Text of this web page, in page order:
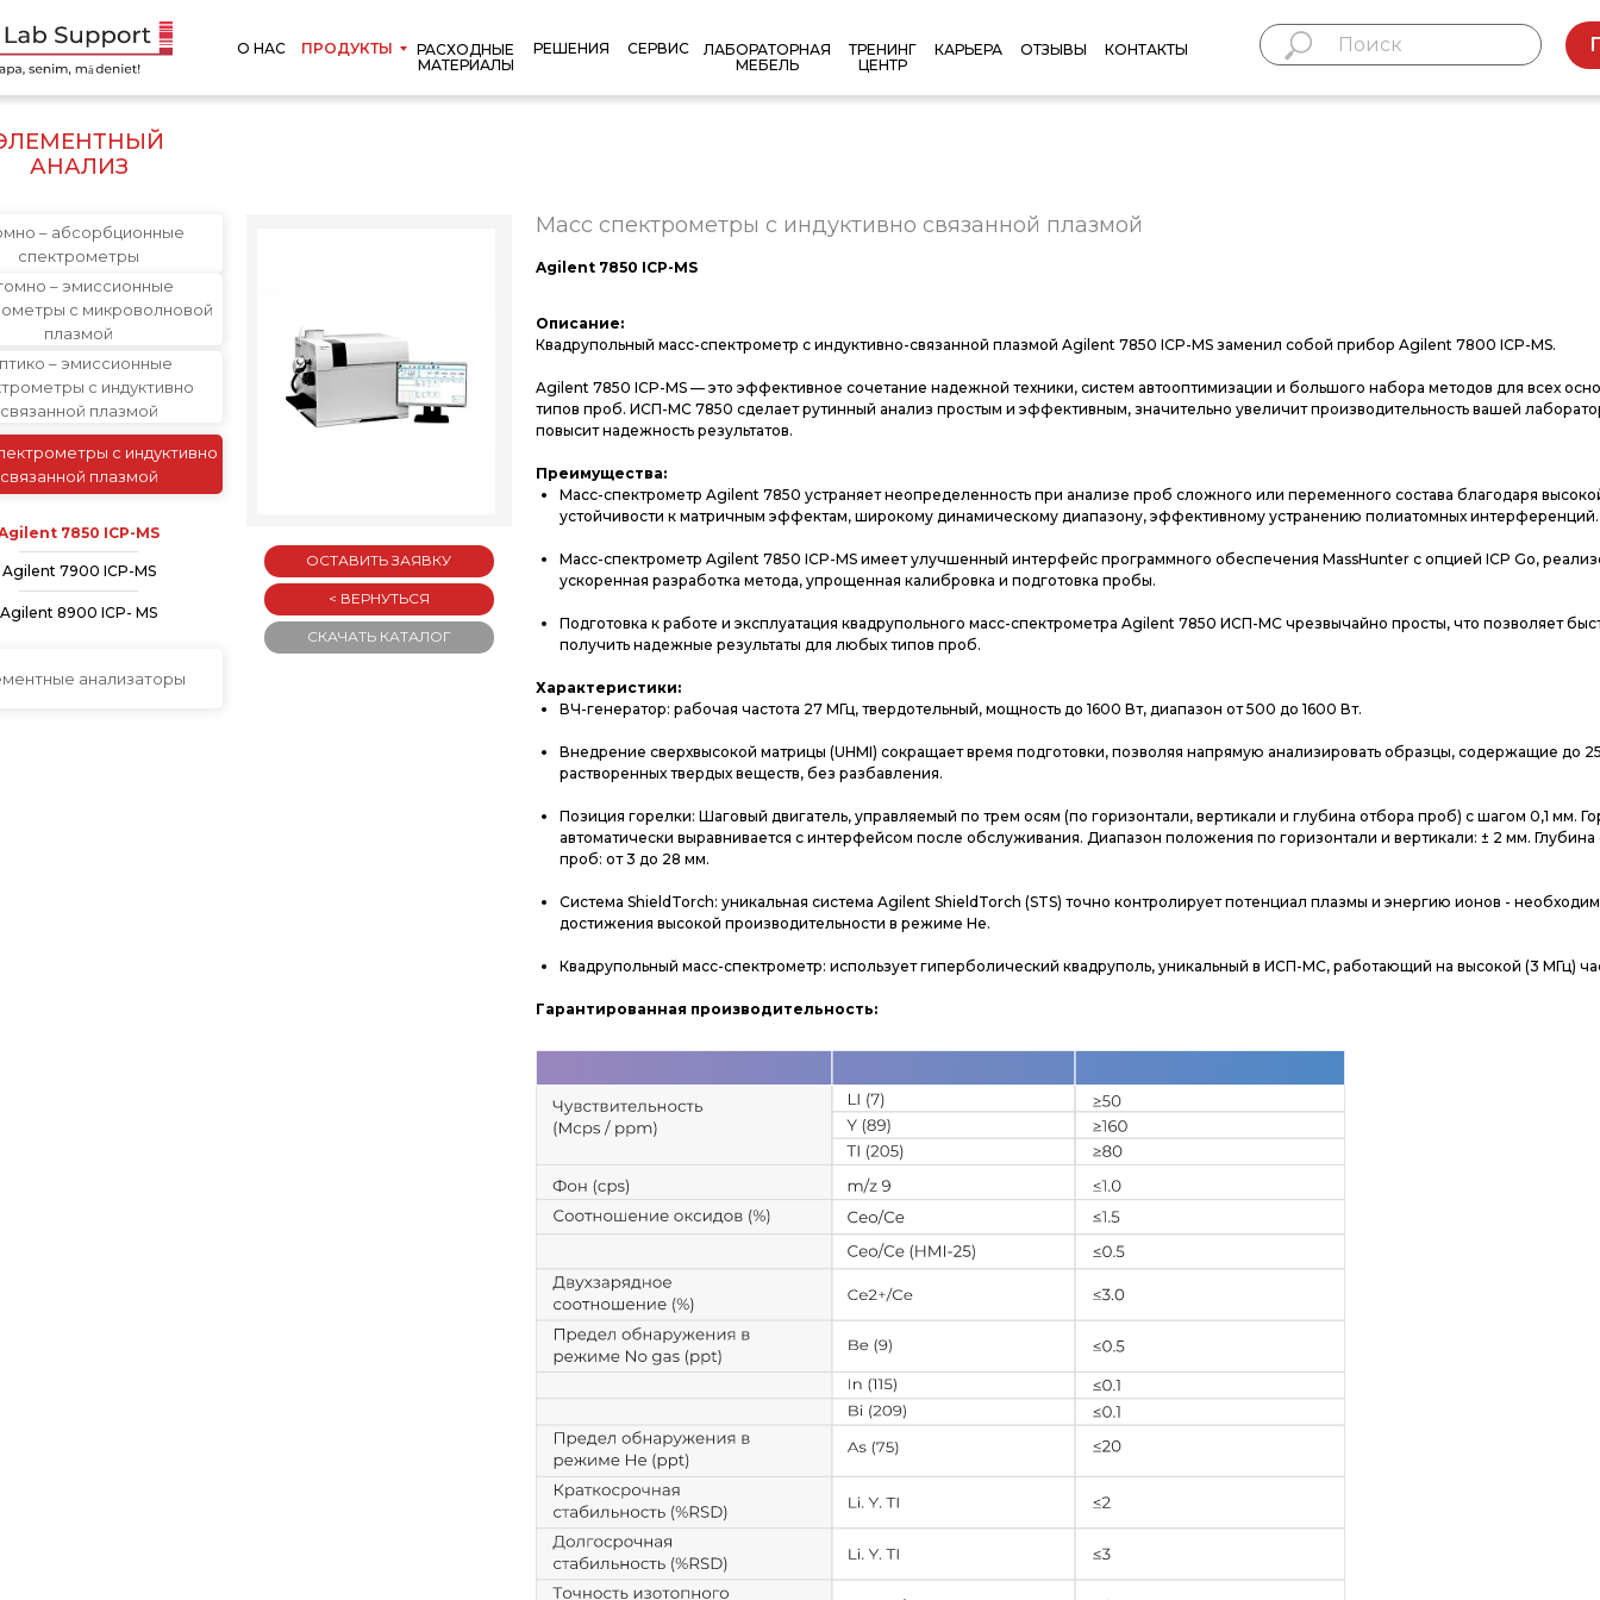
ПРОДУКТЫ
О НАС
РАСХОДНЫЕ
МАТЕРИАЛЫ
РЕШЕНИЯ СЕРВИС
ЛАБОРАТОРНАЯ
МЕБЕЛЬ
ТРЕНИНГ
ЦЕНТР
КАРЬЕРА ОТЗЫВЫ КОНТАКТЫ
Описание:
Квадрупольный масс-спектрометр с индуктивно-связанной плазмой Agilent 7850 ICP-MS заменил собой прибор Agilent 7800 ICP-MS.
Agilent 7850 ICP-MS — это эффективное сочетание надежной техники, систем автооптимизации и большого набора методов для всех
типов проб. ИСП-МС 7850 сделает рутинный анализ простым и эффективным, значительно увеличит производительность вашей
повысит надежность результатов.
Преимущества:
Масс-спектрометр Agilent 7850 устраняет неопределенность при анализе проб сложного или переменного состава благодаря
устойчивости к матричным эффектам, широкому динамическому диапазону, эффективному устранению полиатомных интерференций.
Масс-спектрометр Agilent 7850 ICP-MS имеет улучшенный интерфейс программного обеспечения MassHunter с опцией ICP Go,
ускоренная разработка метода, упрощенная калибровка и подготовка пробы.
Подготовка к работе и эксплуатация квадрупольного масс-спектрометра Agilent 7850 ИСП-МС чрезвычайно просты, что позволяет
получить надежные результаты для любых типов проб.
Характеристики:
ВЧ-генератор: рабочая частота 27 МГц, твердотельный, мощность до 1600 Вт, диапазон от 500 до 1600 Вт.
Внедрение сверхвысокой матрицы (UHMI) сокращает время подготовки, позволяя напрямую анализировать образцы, содержащие до
растворенных твердых веществ, без разбавления.
Позиция горелки: Шаговый двигатель, управляемый по трем осям (по горизонтали, вертикали и глубина отбора проб) с шагом 0,1 мм.
автоматически выравнивается с интерфейсом после обслуживания. Диапазон положения по горизонтали и вертикали: ± 2 мм. Глубина
проб: от 3 до 28 мм.
Система ShieldTorch: уникальная система Agilent ShieldTorch (STS) точно контролирует потенциал плазмы и энергию ионов -
достижения высокой производительности в режиме He.
Квадрупольный масс-спектрометр: использует гиперболический квадруполь, уникальный в ИСП-МС, работающий на высокой (3 МГц)
Гарантированная производительность:
Agilent 7850 ICP-MS
< ВЕРНУТЬСЯ
ОСТАВИТЬ ЗАЯВКУ
Масс спектрометры с индуктивно связанной плазмой
СКАЧАТЬ КАТАЛОГ
7850 ICP-MS
Agilent 7900 ICP-MS
Agilent 8900 ICP- MS
– абсорбционные
спектрометры
– эмиссионные
с микроволновой
плазмой
с индуктивно
связанной плазмой
– эмиссионные
с индуктивно
связанной плазмой
анализаторы
АНАЛИЗ